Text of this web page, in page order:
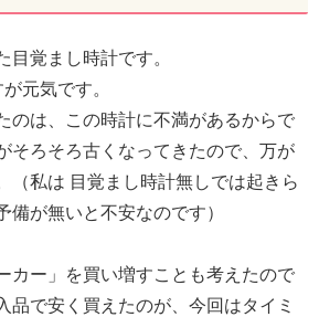
目覚まし時計です。
元気です。
のは、この時計に不満があるからで
そろそろ古くなってきたので、万が
（私は 目覚まし時計無しでは起きら
備が無いと不安なのです）
カー」を買い増すことも考えたので
品で安く買えたのが、今回はタイミ